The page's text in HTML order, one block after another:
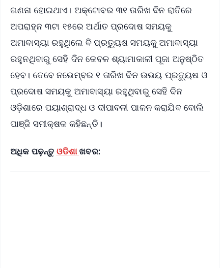
ଗଣନା ହୋଇଥାଏ। ଅକ୍ଟୋବର ୩୧ ତାରିଖ ଦିନ ରାତିରେ
ଅପରାହ୍ନ ୩ଟା ୧୫ରେ ଅର୍ଥାତ ପ୍ରଦୋଷ ସମୟକୁ
ଅମାବାସ୍ୟା ରହୁଥିଲେ ବି ପ୍ରତ୍ୟୁଷ ସମୟକୁ ଅମାବାସ୍ୟା
ରହୁନଥିବାରୁ ସେହି ଦିନ କେବଳ ଶ୍ୟାମାକାଳୀ ପୂଜା ଅନୁଷ୍ଠିତ
ହେବ। ତେବେ ନଭେମ୍ବର ୧ ତାରିଖ ଦିନ ଉଭୟ ପ୍ରତ୍ୟୁଷ ଓ
ପ୍ରଦୋଷ ସମୟକୁ ଅମାବାସ୍ୟା ରହୁଥିବାରୁ ସେହି ଦିନ
ଓଡ଼ିଶାରେ ପୟାଶ୍ରାଦ୍ଧ ଓ ଦୀପାବଳୀ ପାଳନ କରାଯିବ ବୋଲି
ପାଞ୍ଜି ସମୀକ୍ଷକ କହିଛନ୍ତି।
ଅଧିକ ପଢ଼ନ୍ତୁ ଓଡିଶାଖବର: